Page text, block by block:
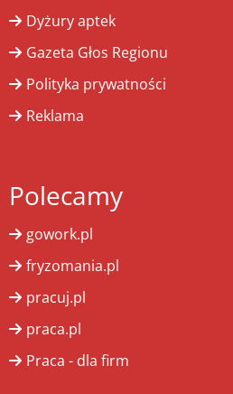
Dyżury aptek
Gazeta Głos Regionu
Polityka prywatności
Reklama
Polecamy
gowork.pl
fryzomania.pl
pracuj.pl
praca.pl
Praca - dla firm